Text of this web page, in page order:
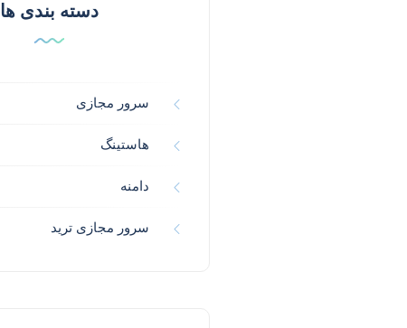
دسته بندی ها
سرور مجازی
هاستینگ
دامنه
سرور مجازی ترید